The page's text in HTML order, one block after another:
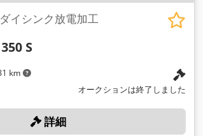
km
イシンク放電加工
S
オークションは終了しました
詳細